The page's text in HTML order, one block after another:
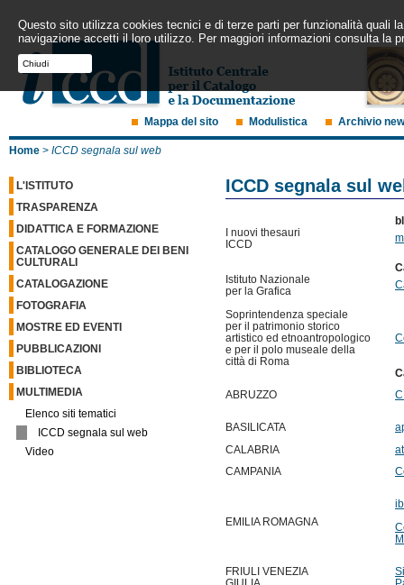
Questo sito utilizza cookies tecnici e di terze parti per funzionalità quali
navigazione accetti il loro utilizzo. Per maggiori informazioni consulta la
Chiudi
Mappa del sito Modulistica Archivio
Home > ICCD segnala sul web
L'ISTITUTO
TRASPARENZA
DIDATTICA E FORMAZIONE
CATALOGO GENERALE DEI BENI
CULTURALI
CATALOGAZIONE
FOTOGRAFIA
MOSTRE ED EVENTI
PUBBLICAZIONI
BIBLIOTECA
MULTIMEDIA
Elenco siti tematici
ICCD segnala sul web
Video
ICCD segnala sul
I nuovi thesauri
ICCD
Istituto Nazionale
per la Grafica
Soprintendenza speciale
per il patrimonio storico
artistico ed etnoantropologico
e per il polo museale della
città di Roma
ABRUZZO
BASILICATA
CALABRIA
CAMPANIA
EMILIA ROMAGNA
FRIULI VENEZIA
GIULIA